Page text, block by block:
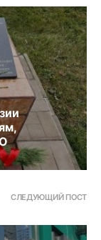
СЛЕДУЮЩИЙ ПОСТ